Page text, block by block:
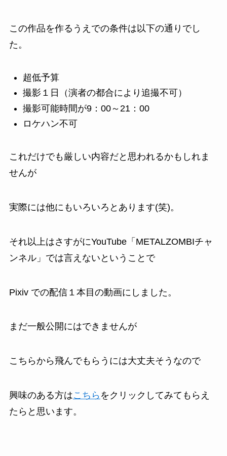
この作品を作るうえでの条件は以下の通りでし
た。
超低予算
撮影１日（演者の都合により追撮不可）
撮影可能時間が9：00～21：00
ロケハン不可
これだけでも厳しい内容だと思われるかもしれま
せんが
実際には他にもいろいろとあります(笑)。
それ以上はさすがにYouTube「METALZOMBIチャ
ンネル」では言えないということで
Pixiv での配信１本目の動画にしました。
まだ一般公開にはできませんが
こちらから飛んでもらうには大丈夫そうなので
興味のある方はこちら をクリックしてみてもらえ
たらと思います。